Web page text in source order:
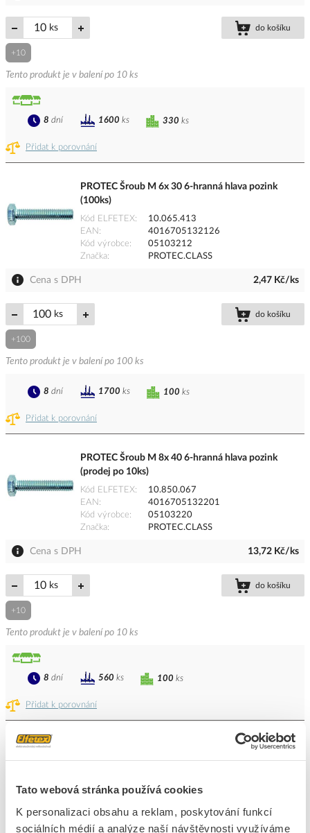
Tato webová stránka používá cookies
K personalizaci obsahu a reklam, poskytování funkcí
sociálních médií a analýze naší návštěvnosti využíváme
ks do košíku
+10
Tento produkt je v balení po 10 ks
Přidat k porovnání
330 ks
8 dní 1600 ks
PROTEC Šroub M 6x 30 6-hranná hlava pozink
(100ks)
Kód ELFETEX
10.065.413
EAN
4016705132126
Kód výrobce
05103212
Značka
PROTEC.CLASS
Cena s DPH 2,47 Kč/ks
ks do košíku
+100
Tento produkt je v balení po 100 ks
Přidat k porovnání
100 ks
8 dní 1700 ks
PROTEC Šroub M 8x 40 6-hranná hlava pozink
(prodej po 10ks)
Kód ELFETEX
10.850.067
EAN
4016705132201
Kód výrobce
05103220
Značka
PROTEC.CLASS
Cena s DPH 13,72 Kč/ks
ks do košíku
+10
Tento produkt je v balení po 10 ks
Přidat k porovnání
100 ks
8 dní 560 ks
PROTEC Šroub M 8x 30 6-hranná hlava pozink
(prodej po10ks)
EAN
4016705132195
Značka
PROTEC.CLASS